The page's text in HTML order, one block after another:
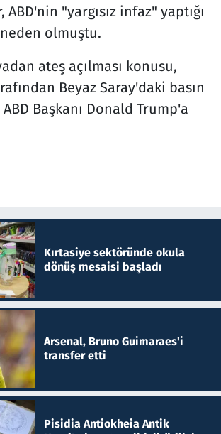
"yargısız infaz" yaptığı
olmuştu.
ateş açılması konusu,
Beyaz Saray'daki basın
Başkanı Donald Trump'a
Kırtasiye sektöründe okula
dönüş mesaisi başladı
Arsenal, Bruno Guimaraes'i
transfer etti
Pisidia Antiokheia Antik